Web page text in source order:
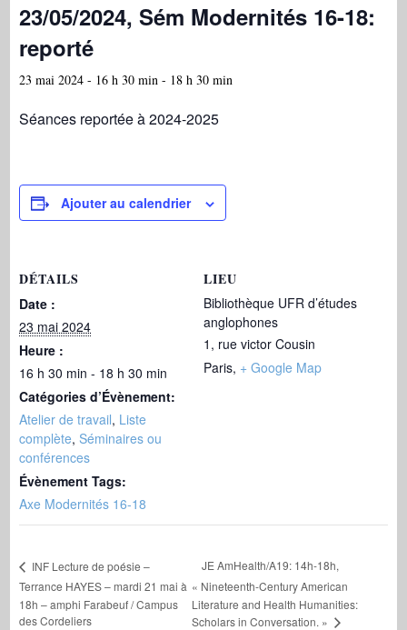
23/05/2024, Sém Modernités 16-18:
reporté
23 mai 2024 - 16 h 30 min - 18 h 30 min
Séances reportée à 2024-2025
Ajouter au calendrier
DÉTAILS
Date :
23 mai 2024
Heure :
16 h 30 min - 18 h 30 min
Catégories d’Évènement:
Atelier de travail, Liste
complète,Séminaires ou
conférences
Évènement Tags:
Axe Modernités 16-18
LIEU
Bibliothèque UFR d’études
anglophones
1, rue victor Cousin
Paris, + Google Map
INF Lecture de poésie –
Terrance HAYES – mardi 21 mai à
18h – amphi Farabeuf / Campus
des Cordeliers
JE AmHealth/A19: 14h-18h,
« Nineteenth-Century American
Literature and Health Humanities:
Scholars in Conversation. »